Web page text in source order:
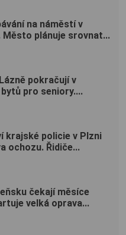
na náměstí v
Město plánuje srovnat...
pokračují v
pro seniory....
krajské policie v Plzni
ochozu. Řidiče...
čekají měsíce
velká oprava...